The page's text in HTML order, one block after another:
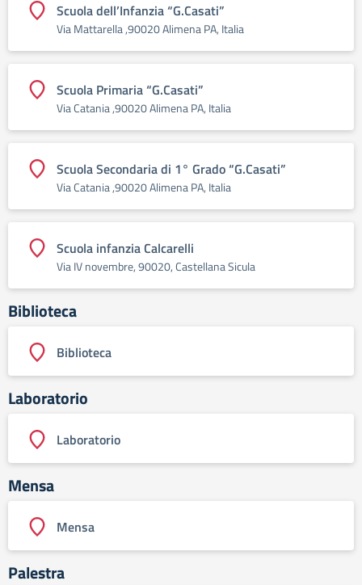
Scuola dell’Infanzia “G.Casati”
Via Mattarella ,90020 Alimena PA, Italia
Scuola Primaria “G.Casati”
Via Catania ,90020 Alimena PA, Italia
Scuola Secondaria di 1° Grado “G.Casati”
Via Catania ,90020 Alimena PA, Italia
Scuola infanzia Calcarelli
Via IV novembre, 90020, Castellana Sicula
Biblioteca
Biblioteca
Laboratorio
Laboratorio
Mensa
Mensa
Palestra